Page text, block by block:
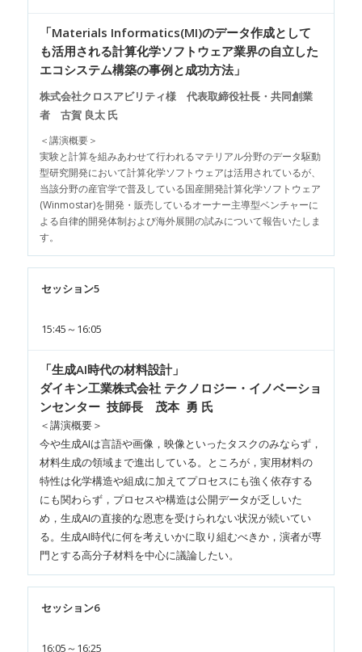
「Materials Informatics(MI)のデータ作成として
も活用される計算化学ソフトウェア業界の自立した
エコシステム構築の事例と成功方法」
株式会社クロスアビリティ様 代表取締役社長・共同創業
者 古賀 良太 氏
＜講演概要＞
実験と計算を組みあわせて行われるマテリアル分野のデータ駆動
型研究開発において計算化学ソフトウェアは活用されているが、
当該分野の産官学で普及している国産開発計算化学ソフトウェア
(Winmostar)を開発・販売しているオーナー主導型ベンチャーに
よる自律的開発体制および海外展開の試みについて報告いたしま
す。
セッション5
15:45～16:05
「生成AI時代の材料設計」
ダイキン工業株式会社 テクノロジー・イノベーショ
ンセンター 技師長 茂本 勇 氏
＜講演概要＞
今や生成AIは言語や画像，映像といったタスクのみならず，
材料生成の領域まで進出している。ところが，実用材料の
特性は化学構造や組成に加えてプロセスにも強く依存する
にも関わらず，プロセスや構造は公開データが乏しいた
め，生成AIの直接的な恩恵を受けられない状況が続いてい
る。生成AI時代に何を考えいかに取り組むべきか，演者が専
門とする高分子材料を中心に議論したい。
セッション6
16:05～16:25